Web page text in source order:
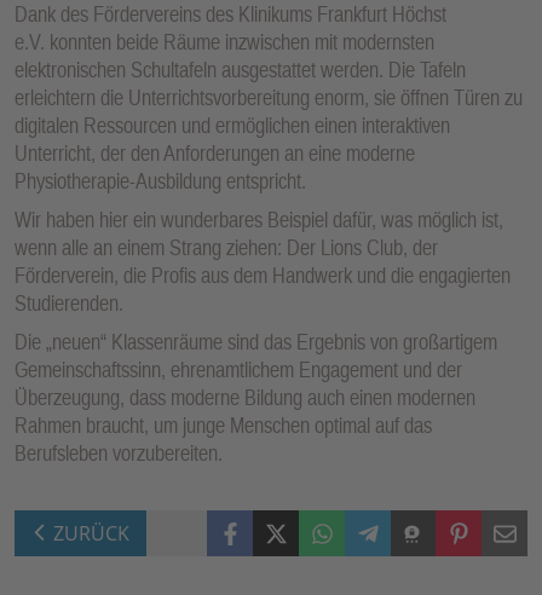
Dank des Fördervereins des Klinikums Frankfurt Höchst
e.V. konnten beide Räume inzwischen mit modernsten
elektronischen Schultafeln ausgestattet werden. Die Tafeln
erleichtern die Unterrichtsvorbereitung enorm, sie öffnen Türen zu
digitalen Ressourcen und ermöglichen einen interaktiven
Unterricht, der den Anforderungen an eine moderne
Physiotherapie-Ausbildung entspricht.
Wir haben hier ein wunderbares Beispiel dafür, was möglich ist,
wenn alle an einem Strang ziehen: Der Lions Club, der
Förderverein, die Profis aus dem Handwerk und die engagierten
Studierenden.
Die „neuen“ Klassenräume sind das Ergebnis von großartigem
Gemeinschaftssinn, ehrenamtlichem Engagement und der
Überzeugung, dass moderne Bildung auch einen modernen
Rahmen braucht, um junge Menschen optimal auf das
Berufsleben vorzubereiten.
ZURÜCK FacebookX (Twitter)WhatsAppTelegramThreemaPinterestMail